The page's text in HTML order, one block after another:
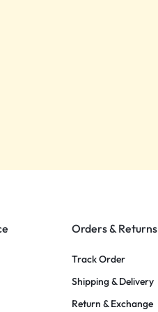
Orders & Returns
Track Order
Shipping & Delivery
Return & Exchange